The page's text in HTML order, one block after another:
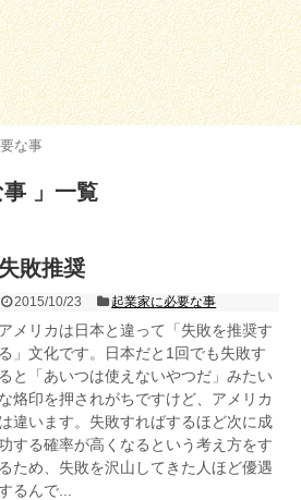
な事
事 一覧
失敗推奨
2015/10/23 起業家に必要な事
アメリカは日本と違って「失敗を推奨す
る」文化です。日本だと1回でも失敗す
ると「あいつは使えないやつだ」みたい
な烙印を押されがちですけど、アメリカ
は違います。失敗すればするほど次に成
する確率が高くなるという考え方をす
るため、失敗を沢山してきた人ほど優遇
るんで...